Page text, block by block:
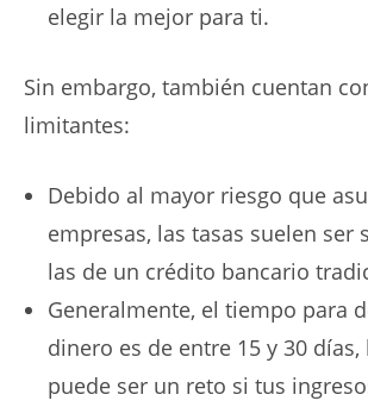
elegir la mejor para ti.
Sin embargo, también cuentan
limitantes:
Debido al mayor riesgo que
empresas, las tasas suelen ser
las de un crédito bancario
Generalmente, el tiempo para
dinero es de entre 15 y 30 días,
puede ser un reto si tus